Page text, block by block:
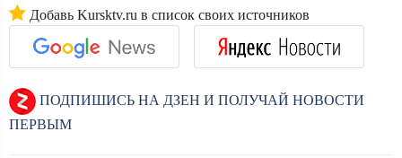
Добавь Kursktv.ru в список своих источников
ПОДПИШИСЬ НА ДЗЕН И ПОЛУЧАЙ НОВОСТИ
ПЕРВЫМ